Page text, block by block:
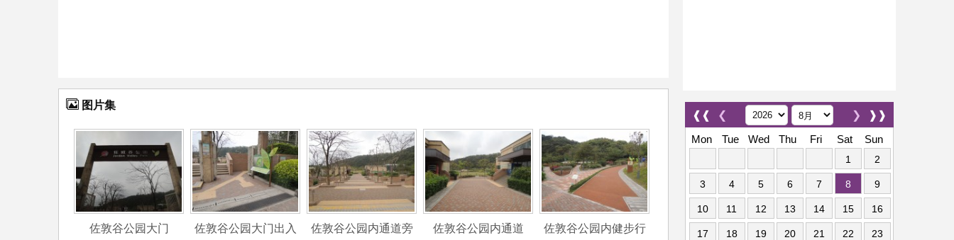
图片集
佐敦谷公园大门
佐敦谷公园大门出入
佐敦谷公园内通道旁
佐敦谷公园内通道
佐敦谷公园内健步行
❰❰ ❮ ❱❱
❯
Mon
Tue Wed Thu Fri Sat Sun
1 2
3 4 5 6 7 8 9
10 11 12 13 14 15 16
17 18 19 20 21 22 23